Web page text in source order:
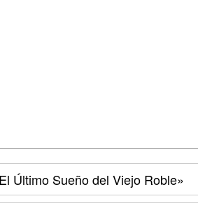
Último Sueño del Viejo Roble»